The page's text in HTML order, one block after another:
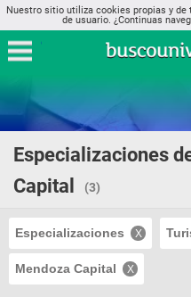
Nuestro sitio utiliza cookies propias y
de usuario. ¿Continuas
Especializaciones
Capital
(3)
Especializaciones
Mendoza Capital